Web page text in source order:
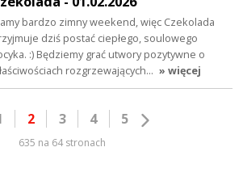
bardzo zimny weekend, więc Czekolada
dziś postać ciepłego, soulowego
:) Będziemy grać utwory pozytywne o
rozgrzewających… » więcej
2 3 4 5
635 na 64 stronach